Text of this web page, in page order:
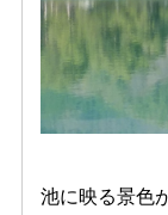
池に映る景色